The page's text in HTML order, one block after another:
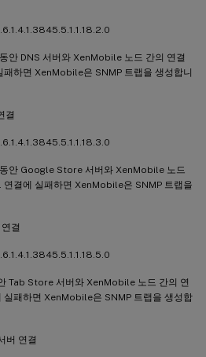
안 DNS 서버와 XenMobile 노드 간의 연결
패하면 XenMobile은 SNMP 트랩을 생성합니
결
안 Google Store 서버와 XenMobile 노드
연결에 실패하면 XenMobile은 SNMP 트랩을
결
Tab Store 서버와 XenMobile 노드 간의 연
실패하면 XenMobile은 SNMP 트랩을 생성합
버 연결